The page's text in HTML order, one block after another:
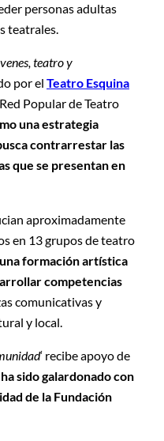
personas adultas
teatrales.
teatro y
por el Teatro Esquina
Popular de Teatro
una estrategia
contrarrestar las
que se presentan en
aproximadamente
en 13 grupos de teatro
formación artística
competencias
comunicativas y
y local.
‘ recibe apoyo de
sido galardonado con
de la Fundación